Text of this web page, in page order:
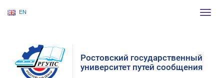
EN
Ростовский государственный
университет путей сообщения